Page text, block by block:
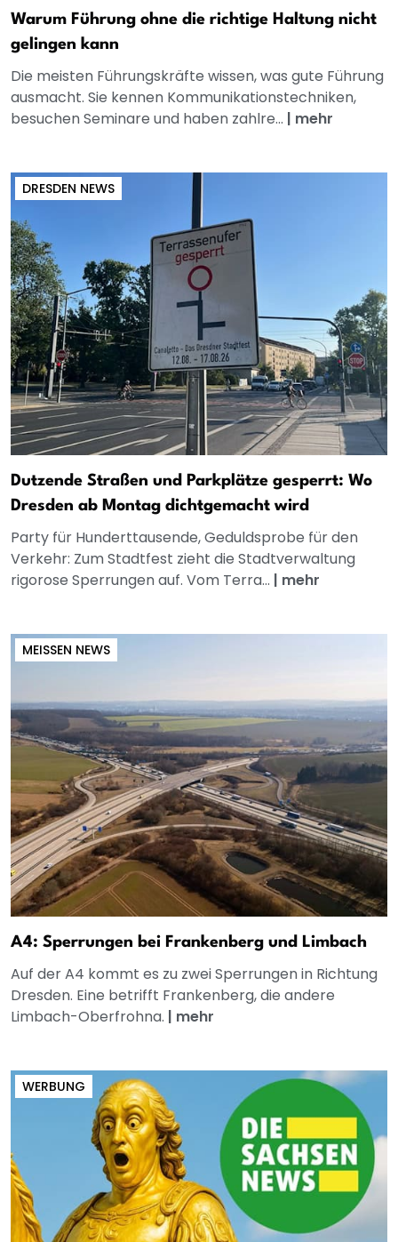
Warum Führung ohne die richtige Haltung nicht
gelingen kann
Die meisten Führungskräfte wissen, was gute Führung
ausmacht. Sie kennen Kommunikationstechniken,
besuchen Seminare und haben zahlre... | mehr
DRESDEN NEWS
Dutzende Straßen und Parkplätze gesperrt: Wo
Dresden ab Montag dichtgemacht wird
Party für Hunderttausende, Geduldsprobe für den
Verkehr: Zum Stadtfest zieht die Stadtverwaltung
rigorose Sperrungen auf. Vom Terra... | mehr
MEISSEN NEWS
A4: Sperrungen bei Frankenberg und Limbach
Auf der A4 kommt es zu zwei Sperrungen in Richtung
Dresden. Eine betrifft Frankenberg, die andere
Limbach-Oberfrohna. | mehr
WERBUNG